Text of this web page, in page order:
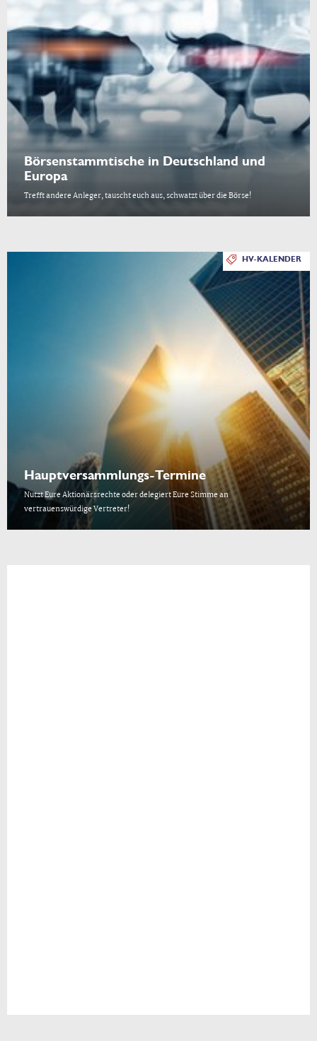
Börsenstammtische in Deutschland und
Europa
Trefft andere Anleger, tauscht euch aus, schwatzt über die Börse!
HV-KALENDER
Hauptversammlungs-Termine
Nutzt Eure Aktionärsrechte oder delegiert Eure Stimme an
vertrauenswürdige Vertreter!